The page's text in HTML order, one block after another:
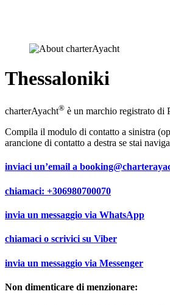
Thessaloniki
charterAyacht® è un marchio registrato di
Compila il modulo di contatto a sinistra
arancione di contatto a destra se stai
inviaci un’email a
chiamaci: +306980700070
invia un messaggio via WhatsApp
chiamaci o scrivici su Viber
invia un messaggio via Messenger
Non dimenticare di menzionare: